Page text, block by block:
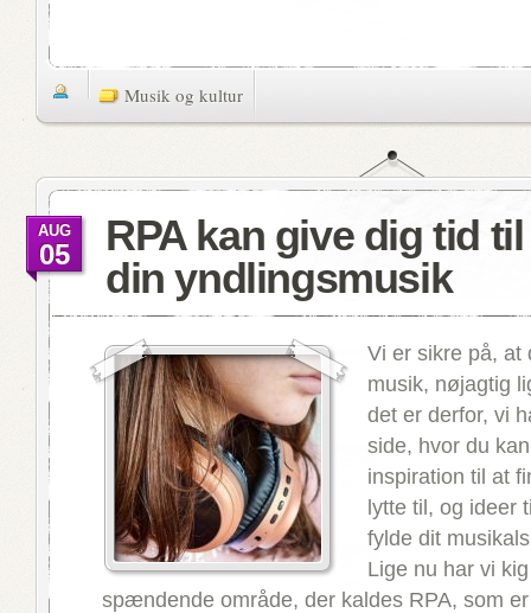
Musik og kultur
RPA kan give dig tid
din yndlingsmusik
AUG
05
Vi er sikre på, at
musik, nøjagtig
det er derfor, vi
side, hvor du
inspiration til at
lytte til, og ideer
fylde dit
Lige nu har vi
spændende område, der kaldes RPA, som